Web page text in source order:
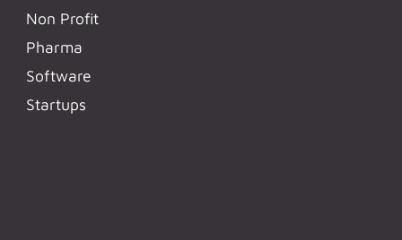
Non Profit
Pharma
Software
Startups